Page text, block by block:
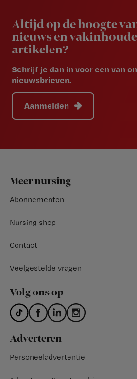
Altijd op de hoogte
nieuws en
artikelen?
Schrijf je dan in voor een van
nieuwsbrieven.
Aanmelden
Footer
Meer nursing
Abonnementen
Nursing shop
Contact
Veelgestelde vragen
Volg ons op
Adverteren
Personeeladvertentie